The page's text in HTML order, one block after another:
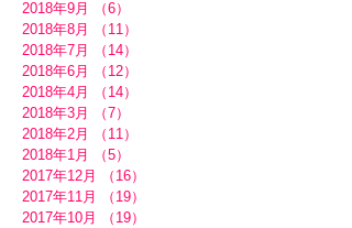
2018年9月
（6）
2018年8月
（11）
2018年7月
（14）
2018年6月
（12）
2018年4月
（14）
2018年3月
（7）
2018年2月
（11）
2018年1月
（5）
2017年12月
（16）
2017年11月
（19）
2017年10月
（19）